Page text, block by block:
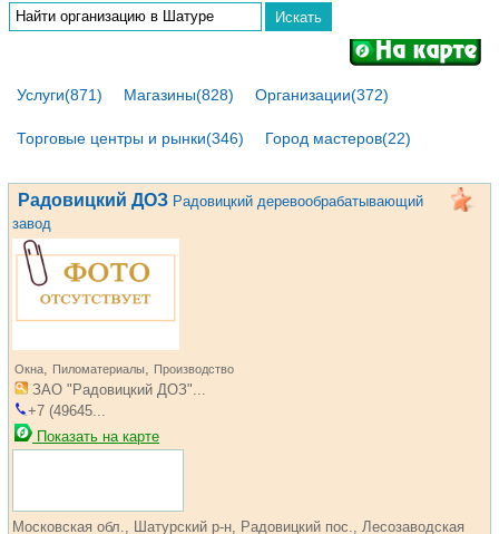
Услуги(871) Магазины(828) Организации(372)
Торговые центры и рынки(346) Город мастеров(22)
Радовицкий ДОЗ Радовицкий деревообрабатывающий
завод
Окна, Пиломатериалы, Производство
ЗАО "Радовицкий ДОЗ"...
+7 (49645...
Показать на карте
Московская обл., Шатурский р-н, Радовицкий пос., Лесозаводская